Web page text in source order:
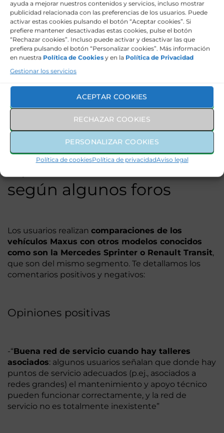
ayuda a mejorar nuestros contenidos y servicios, incluso mostrar
publicidad relacionada con las preferencias de los usuarios. Puede
activar estas cookies pulsando el botón “Aceptar cookies”. Si
prefiere mantener desactivadas estas cookies, pulse el botón
“Rechazar cookies”. Incluso puede activar y desactivar las que
prefiera pulsando el botón “Personalizar cookies”. Más información
en nuestra Política de Cookies y en la Política de Privacidad
Gestionar los servicios
ACEPTAR COOKIES
RECHAZAR COOKIES
PERSONALIZAR COOKIES
Política de cookiesPolítica de privacidadAviso legal
para tu empresa, su tecnología y plataforma son
compartidas por otros fabricantes, por lo que
robustez y mantenimiento están asegurados.
Maxus equipaba motores turbodiésel en muchos
modelos comerciales y pickups, con elevados pares
certificados, lo que resulta interesante para flotas y
uso profesional.
Sus variantes eléctricas en furgonetas montan
baterías de capacidades competitivas y sistemas de
recarga tanto lenta como rápida.
Opiniones de Maxus
según algunos foros
Los usuarios realizan comparaciones de los
vehículos Maxus con otros modelos conocidos
como son la Mercedes Sprinter o Renault Transit,
que son del mismo segmento. Te detallamos los
comentarios positivos y negativos:
Opiniones positivas
-“Buena red de servicio cuando hay talleres
asociados: algunos usuarios señalan que donde hay
puntos de servicio adecuados (p.ej., asociados a
redes grandes) el mantenimiento y apoyo técnico
pueden funcionar correctamente, y la red de
servicio no es totalmente inexistente”